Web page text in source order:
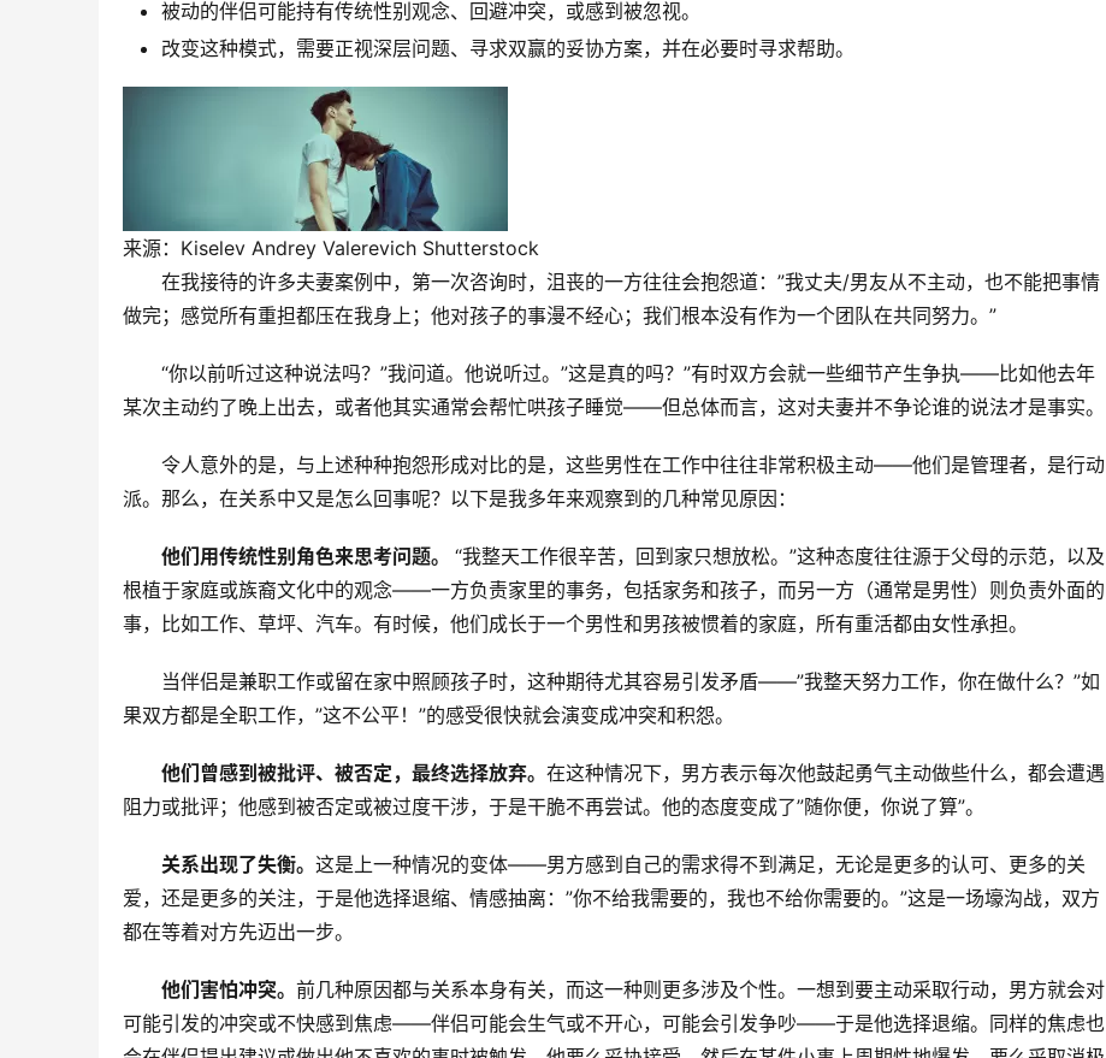
被动的伴侣可能持有传统性别观念、回避冲突，或感到被忽视。
改变这种模式，需要正视深层问题、寻求双赢的妥协方案，并在必要时寻求帮助。
来源：Kiselev Andrey Valerevich Shutterstock
在我接待的许多夫妻案例中，第一次咨询时，沮丧的一方往往会抱怨道：”我丈夫/男友从不主动，也不能把事情
做完；感觉所有重担都压在我身上；他对孩子的事漫不经心；我们根本没有作为一个团队在共同努力。”
“你以前听过这种说法吗？”我问道。他说听过。”这是真的吗？”有时双方会就一些细节产生争执——比如他去年
某次主动约了晚上出去，或者他其实通常会帮忙哄孩子睡觉——但总体而言，这对夫妻并不争论谁的说法才是事实。
令人意外的是，与上述种种抱怨形成对比的是，这些男性在工作中往往非常积极主动——他们是管理者，是行动
派。那么，在关系中又是怎么回事呢？以下是我多年来观察到的几种常见原因：
他们用传统性别角色来思考问题。
“我整天工作很辛苦，回到家只想放松。”这种态度往往源于父母的示范，以及
根植于家庭或族裔文化中的观念——一方负责家里的事务，包括家务和孩子，而另一方（通常是男性）则负责外面的
事，比如工作、草坪、汽车。有时候，他们成长于一个男性和男孩被惯着的家庭，所有重活都由女性承担。
当伴侣是兼职工作或留在家中照顾孩子时，这种期待尤其容易引发矛盾——”我整天努力工作，你在做什么？”如
果双方都是全职工作，”这不公平！”的感受很快就会演变成冲突和积怨。
他们曾感到被批评、被否定，最终选择放弃。 在这种情况下，男方表示每次他鼓起勇气主动做些什么，都会遭遇
阻力或批评；他感到被否定或被过度干涉，于是干脆不再尝试。他的态度变成了”随你便，你说了算”。
关系出现了失衡。 这是上一种情况的变体——男方感到自己的需求得不到满足，无论是更多的认可、更多的关
爱，还是更多的关注，于是他选择退缩、情感抽离：”你不给我需要的，我也不给你需要的。”这是一场壕沟战，双方
都在等着对方先迈出一步。
他们害怕冲突。 前几种原因都与关系本身有关，而这一种则更多涉及个性。一想到要主动采取行动，男方就会对
可能引发的冲突或不快感到焦虑——伴侣可能会生气或不开心，可能会引发争吵——于是他选择退缩。同样的焦虑也